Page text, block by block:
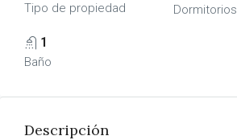
Tipo de propiedad Dormitorios
1
Baño
Descripción